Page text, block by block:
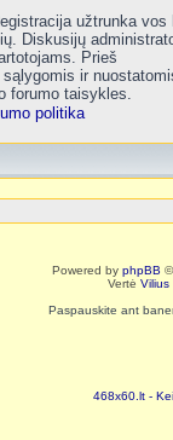
užtrunka vos
Diskusijų
Prieš
ir
forumo taisykles.
politika
Powered by phpBB
Vertė Vilius
Paspauskite ant
468x60.lt -